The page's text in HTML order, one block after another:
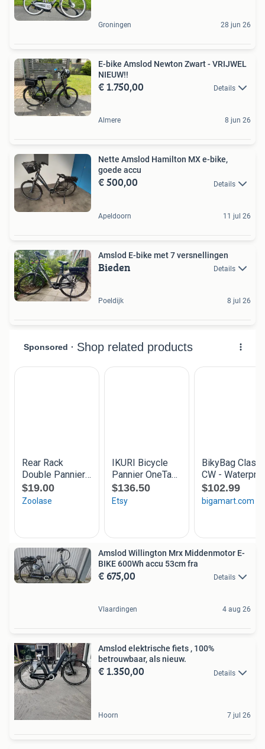
Groningen 28 jun 26
E-bike Amslod Newton Zwart - VRIJWEL
NIEUW!!
€ 1.750,00 Details
Almere 8 jun 26
Nette Amslod Hamilton MX e-bike,
goede accu
€ 500,00 Details
Apeldoorn 11 jul 26
Amslod E-bike met 7 versnellingen
Bieden Details
Poeldijk 8 jul 26
Amslod Willington Mrx Middenmotor E-
BIKE 600Wh accu 53cm fra
€ 675,00 Details
Vlaardingen 4 aug 26
Amslod elektrische fiets , 100%
betrouwbaar, als nieuw.
€ 1.350,00 Details
Hoorn 7 jul 26